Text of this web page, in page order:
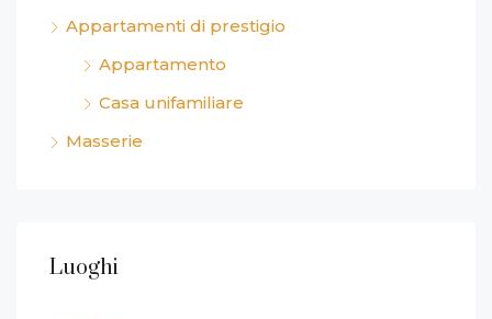
Appartamenti di prestigio
Appartamento
Casa unifamiliare
Masserie
Luoghi